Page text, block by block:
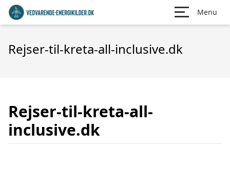
Menu
Rejser-til-kreta-all-inclusive.dk
Rejser-til-kreta-all-
inclusive.dk